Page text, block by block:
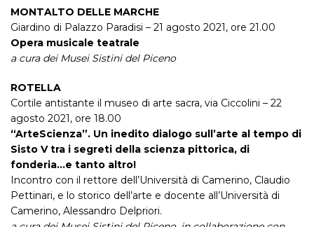
MONTALTO DELLE MARCHE
Giardino di Palazzo Paradisi – 21 agosto 2021, ore 21.00
Opera musicale teatrale
a cura dei Musei Sistini del Piceno
ROTELLA
Cortile antistante il museo di arte sacra, via Ciccolini – 22
agosto 2021, ore 18.00
“ArteScienza”. Un inedito dialogo sull’arte al tempo di
Sisto V tra i segreti della scienza pittorica, di
fonderia…e tanto altro!
Incontro con il rettore dell’Università di Camerino, Claudio
Pettinari, e lo storico dell’arte e docente all’Università di
Camerino, Alessandro Delpriori.